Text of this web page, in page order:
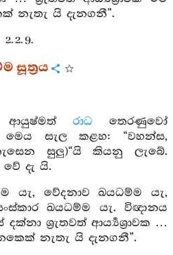
නැතැ යි දැනගනී”.
2. 2. 9.
සූත්‍රය
ආයුෂ්මත්රාධ තෙරණුවෝ
මෙය සැල කළහ: “වහන්ස,
සුලු)“යි කියනු ලැබේ.
දැ යි.
යැ, වේදනාව ඛයධම්ම යැ,
ඛයධම්ම යැ. විඥානය
ශ්‍රැතවත් ආර්‍ය්‍යශ්‍රාවක …
නැතැ යි දැනගනී”.